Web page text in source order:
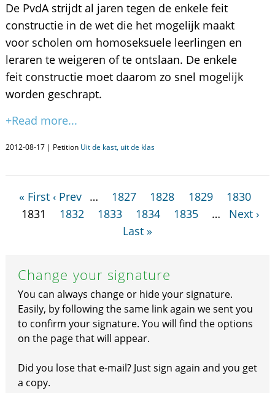
De PvdA strijdt al jaren tegen de enkele feit
constructie in de wet die het mogelijk maakt
voor scholen om homoseksuele leerlingen en
leraren te weigeren of te ontslaan. De enkele
feit constructie moet daarom zo snel mogelijk
worden geschrapt.
+Read more...
2012-08-17 | Petition Uit de kast, uit de klas
« First ‹ Prev … 1827 1828 1829
1830
1831
1832 1833 1834 1835 …
Next ›
Last »
Change your signature
You can always change or hide your signature.
Easily, by following the same link again we sent you
to confirm your signature. You will find the options
on the page that will appear.
Did you lose that e-mail? Just sign again and you get
a copy.